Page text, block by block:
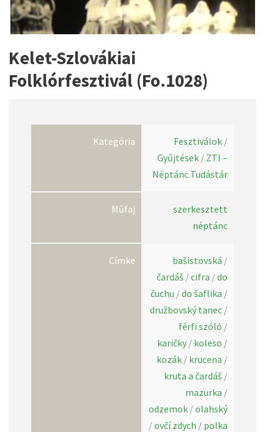
Kelet-Szlovákiai
Folklórfesztivál (Fo.1028)
Kategória Fesztiválok /
Gyűjtések / ZTI –
Néptánc Tudástár
Műfaj
szerkesztett
néptánc
Címke bašistovská /
čardáš /cifra /do
čuchu /do šaflika /
družbovský tanec /
férfi szóló /
karičky / koleso /
kozák / krucena /
kruta a čardáš /
mazurka /
odzemok /olahský
/ovčí zdych / polka